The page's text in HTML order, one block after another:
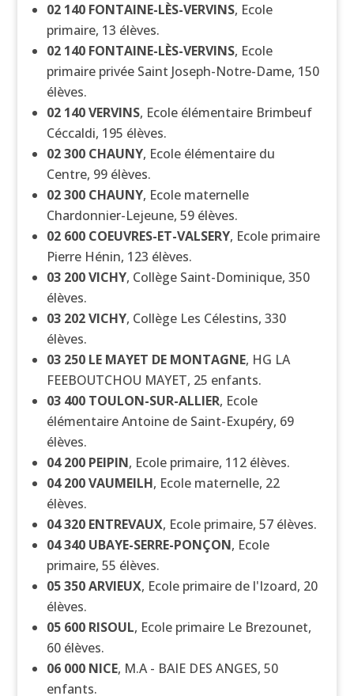
02 140 FONTAINE-LÈS-VERVINS, Ecole
primaire, 13 élèves.
02 140 FONTAINE-LÈS-VERVINS, Ecole
primaire privée Saint Joseph-Notre-Dame, 150
élèves.
02 140VERVINS, Ecole élémentaire Brimbeuf
Céccaldi, 195 élèves.
02 300 CHAUNY, Ecole élémentaire du
Centre, 99 élèves.
02 300 CHAUNY, Ecole maternelle
Chardonnier-Lejeune, 59 élèves.
02 600 COEUVRES-ET-VALSERY, Ecole primaire
Pierre Hénin, 123 élèves.
03 200VICHY, Collège Saint-Dominique, 350
élèves.
03 202VICHY, Collège Les Célestins, 330
élèves.
03 250 LE MAYET DE MONTAGNE, HG LA
FEEBOUTCHOU MAYET, 25 enfants.
03 400 TOULON-SUR-ALLIER, Ecole
élémentaire Antoine de Saint-Exupéry, 69
élèves.
04 200 PEIPIN, Ecole primaire, 112 élèves.
04 200VAUMEILH, Ecole maternelle, 22
élèves.
04 320 ENTREVAUX, Ecole primaire, 57 élèves.
04 340 UBAYE-SERRE-PONÇON, Ecole
primaire, 55 élèves.
05 350ARVIEUX, Ecole primaire de l'Izoard, 20
élèves.
05 600 RISOUL, Ecole primaire Le Brezounet,
60 élèves.
06 000 NICE, M.A - BAIE DES ANGES, 50
enfants.